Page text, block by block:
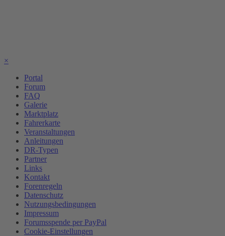
×
Portal
Forum
FAQ
Galerie
Marktplatz
Fahrerkarte
Veranstaltungen
Anleitungen
DR-Typen
Partner
Links
Kontakt
Forenregeln
Datenschutz
Nutzungsbedingungen
Impressum
Forumsspende per PayPal
Cookie-Einstellungen